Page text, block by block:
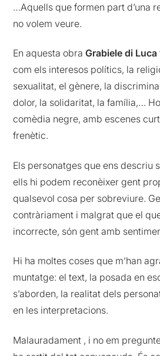
…Aquells que formen part d’una
no volem veure.
En aquesta obraGrabiele di Luca
com els interesos polítics, la
sexualitat, el gènere, la
dolor, la solidaritat, la família,…
comèdia negre, amb escenes
frenètic.
Els personatges que ens descriu
ells hi podem reconèixer gent
qualsevol cosa per sobreviure.
contràriament i malgrat que el
incorrecte, són gent amb
Hi ha moltes coses que m’han
muntatge: el text, la posada en
s’aborden, la realitat dels
en les interpretacions.
Malauradament , i no em